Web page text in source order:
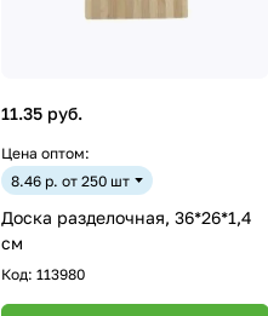
11.35 руб.
Цена оптом:
8.46 р. от 250 шт
Доска разделочная, 36*26*1,4
см
Код: 113980